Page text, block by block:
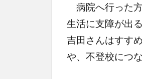
病院へ行った
生活に支障が出
吉田さんはすす
や、不登校につ